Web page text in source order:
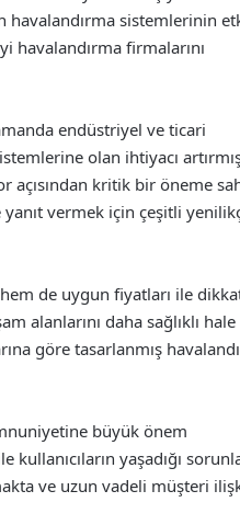
havalandırma sistemlerinin
havalandırma firmalarını
endüstriyel ve ticari
olan ihtiyacı
açısından kritik bir öneme
vermek için çeşitli
de uygun fiyatları ile
alanlarını daha sağlıklı hale
göre tasarlanmış
büyük önem
yaşadığı
ve uzun vadeli müşteri